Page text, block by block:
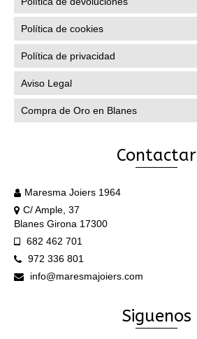
Política de cookies
Política de privacidad
Aviso Legal
Compra de Oro en Blanes
Contactar
Maresma Joiers 1964
C/ Ample, 37
Blanes Girona 17300
682 462 701
972 336 801
info@maresmajoiers.com
Siguenos